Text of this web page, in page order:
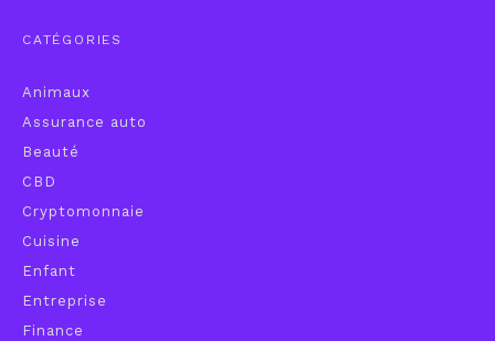
CATÉGORIES
Animaux
Assurance auto
Beauté
CBD
Cryptomonnaie
Cuisine
Enfant
Entreprise
Finance